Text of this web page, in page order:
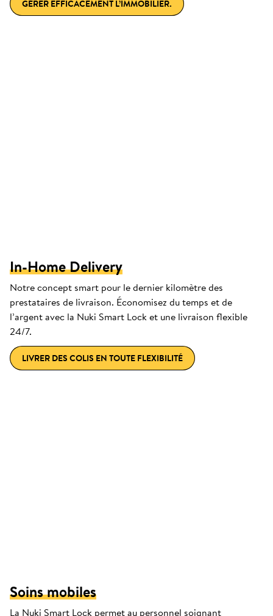
GÉRER EFFICACEMENT L’IMMOBILIER.
In-Home Delivery
Notre concept smart pour le dernier kilomètre des
prestataires de livraison. Économisez du temps et de
l’argent avec la Nuki Smart Lock et une livraison flexible
24/7.
LIVRER DES COLIS EN TOUTE FLEXIBILITÉ
Soins mobiles
La Nuki Smart Lock permet au personnel soignant